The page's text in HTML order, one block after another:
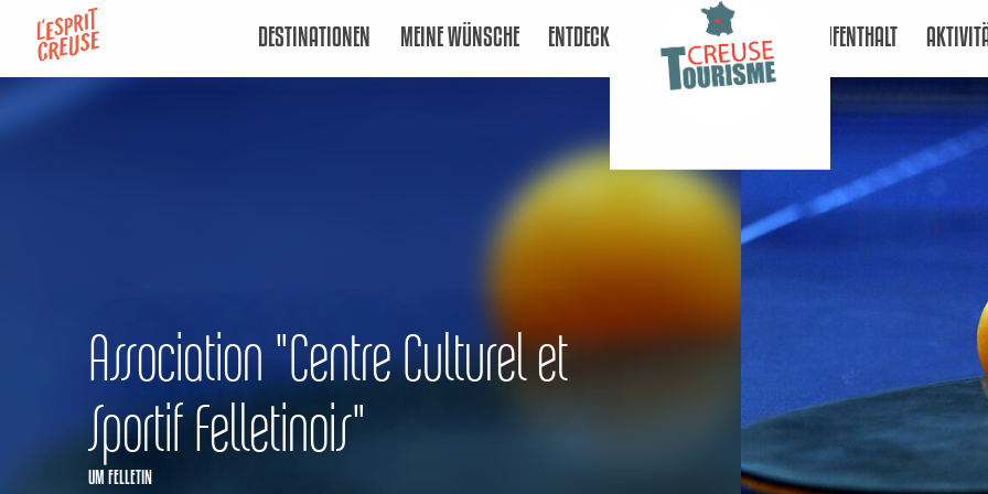
contenu
DESTINATIONEN MEINE WÜNSCHE ENTDECKEN AUFENTHALT
Association "Centre Culturel et
Sportif Felletinois"
UM FELLETIN